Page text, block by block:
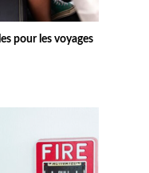
pour les voyages